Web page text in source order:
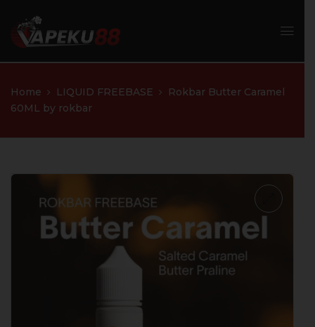
Home LIQUID FREEBASE
Rokbar Butter Caramel
60ML by rokbar